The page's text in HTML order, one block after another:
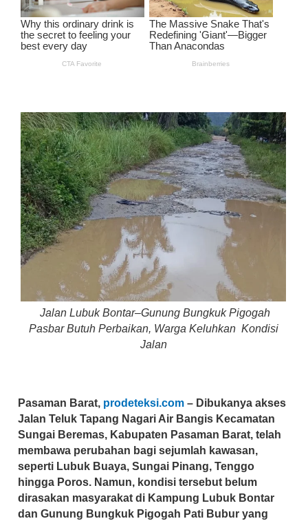
Jalan Lubuk Bontar–Gunung Bungkuk Pigogah
Pasbar Butuh Perbaikan, Warga Keluhkan Kondisi
Jalan
Pasaman Barat, prodeteksi.com – Dibukanya akses
Jalan Teluk Tapang Nagari Air Bangis Kecamatan
Sungai Beremas, Kabupaten Pasaman Barat, telah
membawa perubahan bagi sejumlah kawasan,
seperti Lubuk Buaya, Sungai Pinang, Tenggo
hingga Poros. Namun, kondisi tersebut belum
dirasakan masyarakat di Kampung Lubuk Bontar
dan Gunung Bungkuk Pigogah Pati Bubur yang